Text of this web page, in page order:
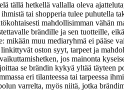
tällä hetkellä vallalla oleva
tai shopperia tulee puhutella
mahdollisimman
brändille ja sen tuotteille,
muu mediaryhmä ei pääse
oston syyt, tarpeet ja
jos mainonta
se brändin kykyä yltää
eri tilanteessa tai tarpeessa
varrelta, myös niitä, jotka